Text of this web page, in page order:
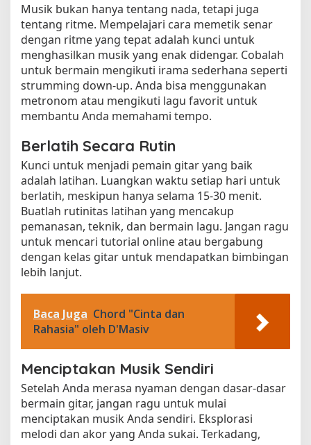
Musik bukan hanya tentang nada, tetapi juga
tentang ritme. Mempelajari cara memetik senar
dengan ritme yang tepat adalah kunci untuk
menghasilkan musik yang enak didengar. Cobalah
untuk bermain mengikuti irama sederhana seperti
strumming down-up. Anda bisa menggunakan
metronom atau mengikuti lagu favorit untuk
membantu Anda memahami tempo.
Berlatih Secara Rutin
Kunci untuk menjadi pemain gitar yang baik
adalah latihan. Luangkan waktu setiap hari untuk
berlatih, meskipun hanya selama 15-30 menit.
Buatlah rutinitas latihan yang mencakup
pemanasan, teknik, dan bermain lagu. Jangan ragu
untuk mencari tutorial online atau bergabung
dengan kelas gitar untuk mendapatkan bimbingan
lebih lanjut.
Baca Juga Chord "Cinta dan
Rahasia" oleh D'Masiv
Menciptakan Musik Sendiri
Setelah Anda merasa nyaman dengan dasar-dasar
bermain gitar, jangan ragu untuk mulai
menciptakan musik Anda sendiri. Eksplorasi
melodi dan akor yang Anda sukai. Terkadang,